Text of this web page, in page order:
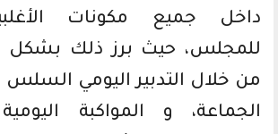
داخل جميع مكونات
للمجلس، حيث برز ذلك
من خلال التدبير اليومي
الجماعة، و المواكبة